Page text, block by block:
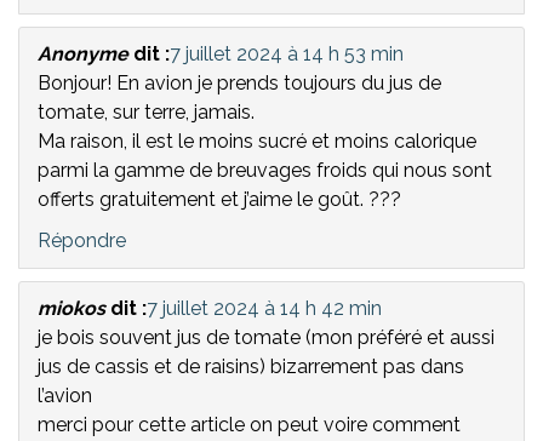
Anonyme dit :7 juillet 2024 à 14 h 53 min
Bonjour! En avion je prends toujours du jus de
tomate, sur terre, jamais.
Ma raison, il est le moins sucré et moins calorique
parmi la gamme de breuvages froids qui nous sont
offerts gratuitement et j’aime le goût. ???
Répondre
miokos dit :7 juillet 2024 à 14 h 42 min
je bois souvent jus de tomate (mon préféré et aussi
jus de cassis et de raisins) bizarrement pas dans
l’avion
merci pour cette article on peut voire comment